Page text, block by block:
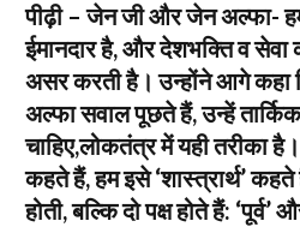
पीढ़ी – जेन जी और जेन अल्फा-
ईमानदार है, और देशभक्ति व
असर करती है। उन्होंने आगे
अल्फा सवाल पूछते हैं, उन्हें
चाहिए,लोकतंत्र में यही तरीका
कहते हैं, हम इसे ‘शास्त्रार्थ’
होती, बल्कि दो पक्ष होते हैं: ‘पूर्व’